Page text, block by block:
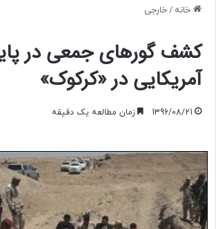
خانه /خارجی
کشف گورهای جمعی در
آمریکایی در «کرکوک»
1396/08/21 زمان مطالعه یک دقیقه